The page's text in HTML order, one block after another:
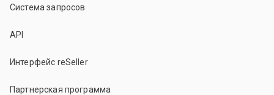
Система запросов
API
Интерфейс reSeller
Партнерская программа